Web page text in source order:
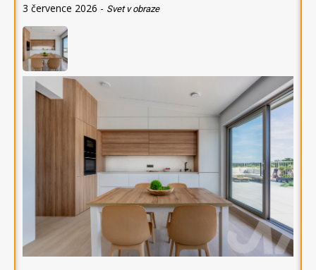
3 července 2026 - Svet v obraze